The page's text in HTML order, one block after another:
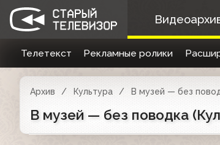
Телетекст Рекламные ролики
Архив Культура В музей — без
В музей — без поводка